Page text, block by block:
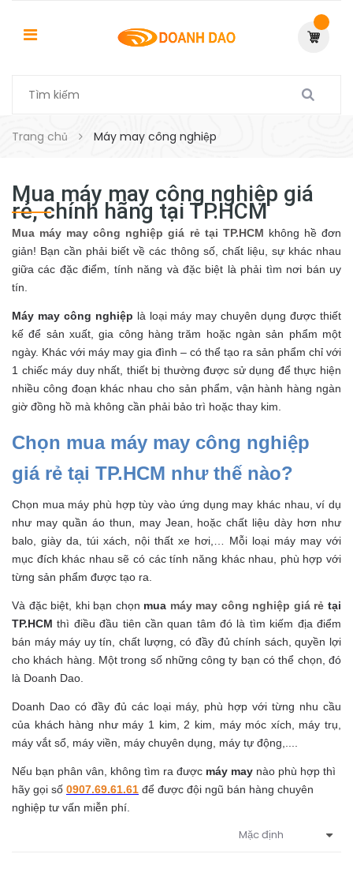
Trang chủ Máy may công nghiệp
Mua máy may công nghiệp giá
rẻ, chính hãng tại TP.HCM
Mua máy may công nghiệp giá rẻ tại TP.HCM không hề đơn
giản! Bạn cần phải biết về các thông số, chất liệu, sự khác nhau
giữa các đặc điểm, tính năng và đặc biệt là phải tìm nơi bán uy
tín.
Máy may công nghiệp là loại máy may chuyên dụng được thiết
kế để sản xuất, gia công hàng trăm hoặc ngàn sản phẩm một
ngày. Khác với máy may gia đình – có thể tạo ra sản phẩm chỉ với
1 chiếc máy duy nhất, thiết bị thường được sử dụng để thực hiện
nhiều công đoạn khác nhau cho sản phẩm, vận hành hàng ngàn
giờ đồng hồ mà không cần phải bảo trì hoặc thay kim.
Chọn mua máy may công nghiệp
giá rẻ tại TP.HCM như thế nào?
Chọn mua máy phù hợp tùy vào ứng dụng may khác nhau, ví dụ
như may quần áo thun, may Jean, hoặc chất liệu dày hơn như
balo, giày da, túi xách, nội thất xe hơi,… Mỗi loại máy may với
mục đích khác nhau sẽ có các tính năng khác nhau, phù hợp với
từng sản phẩm được tạo ra.
Và đặc biệt, khi bạn chọn mua máy may công nghiệp giá rẻ tại
TP.HCM thì điều đầu tiên cần quan tâm đó là tìm kiếm địa điểm
bán máy máy uy tín, chất lượng, có đầy đủ chính sách, quyền lợi
cho khách hàng. Một trong số những công ty bạn có thể chọn, đó
là Doanh Dao.
Doanh Dao có đầy đủ các loại máy, phù hợp với từng nhu cầu
của khách hàng như máy 1 kim, 2 kim, máy móc xích, máy trụ,
máy vắt sổ, máy viền, máy chuyên dụng, máy tự động,....
Nếu bạn phân vân, không tìm ra được máy may nào phù hợp thì
hãy gọi số 0907.69.61.61 để được đội ngũ bán hàng chuyên
nghiệp tư vấn miễn phí.